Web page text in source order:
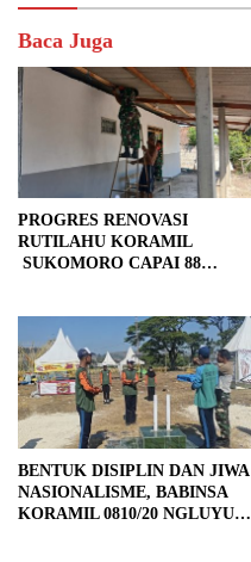
Baca Juga
PROGRES RENOVASI
RUTILAHU KORAMIL
SUKOMORO CAPAI 88
BENTUK DISIPLIN DAN JIWA
NASIONALISME, BABINSA
KORAMIL 0810/20 NGLUYU